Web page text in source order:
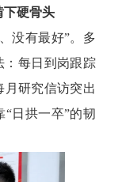
下硬骨头
没有最好”。多
：每日到岗跟踪
月研究信访突出
日拱一卒”的韧